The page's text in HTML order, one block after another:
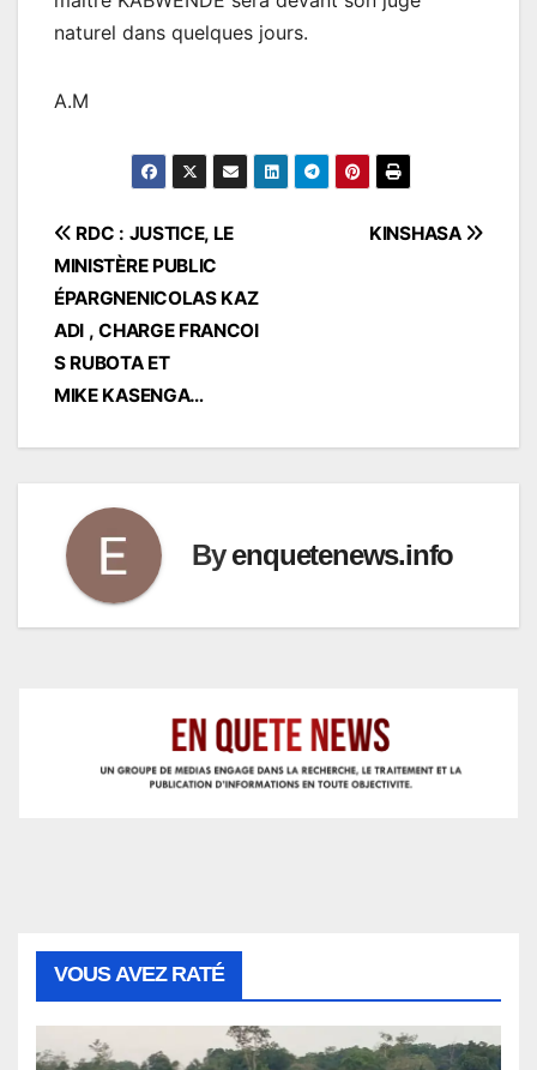
naturel dans quelques jours.
A.M
Navigation
de
l’article
KINSHASA
RDC : JUSTICE, LE
MINISTÈRE PUBLIC
ÉPARGNENICOLAS KAZ
ADI , CHARGE FRANCOI
S RUBOTA ET
MIKE KASENGA…
Byenquetenews.info
VOUS AVEZ RATÉ